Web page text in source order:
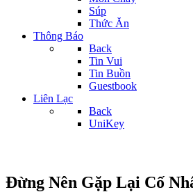
Súp
Thức Ăn
Thông Báo
Back
Tin Vui
Tin Buồn
Guestbook
Liên Lạc
Back
UniKey
Đừng Nên Gặp Lại Cố